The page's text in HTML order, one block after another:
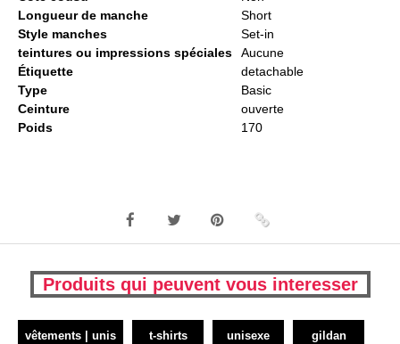
Longueur de manche
Short
Style manches
Set-in
teintures ou impressions spéciales
Aucune
Étiquette
detachable
Type
Basic
Ceinture
ouverte
Poids
170
Produits qui peuvent vous interesser
vêtements | unis t-shirts unisexe gildan